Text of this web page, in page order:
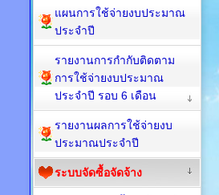
แผนการใช้จ่ายงบประมาณ
ประจำปี
รายงานการกำกับติดตาม
การใช้จ่ายงบประมาณ
ประจำปี รอบ 6 เดือน
รายงานผลการใช้จ่ายงบ
ประมาณประจำปี
ระบบจัดซื้อจัดจ้าง